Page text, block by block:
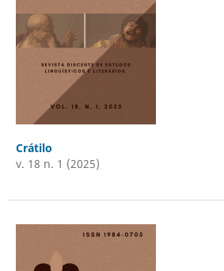
Crátilo
v. 18 n. 1 (2025)